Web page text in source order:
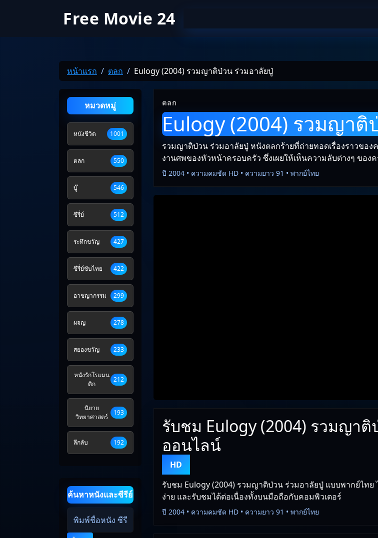
Free Movie 24
หน้าแรก ตลก Eulogy (2004) รวมญาติป่วน ร่วมอาลัยปู่
หมวดหมู่
หนังชีวิต 1001
ตลก 550
บู๊ 546
ซีรี่ย์ 512
ระทึกขวัญ 427
ซีรี่ย์ซับไทย 422
อาชญากรรม 299
ผจญ 278
สยองขวัญ 233
หนังรักโรแมน
ติก
212
นิยาย
วิทยาศาสตร์
193
ลึกลับ 192
ค้นหาหนังและซีรีย์
ตลก
Eulogy (2004) รวมญาติ
รวมญาติป่วน ร่วมอาลัยปู่ หนังตลกร้ายที่ถ่ายทอดเรื่องราวขอ
งานศพของหัวหน้าครอบครัว ซึ่งเผยให้เห็นความลับต่างๆ ขอ
ปี 2004 • ความคมชัด HD • ความยาว 91 • พากย์ไทย
รับชม Eulogy (2004) รวมญา
ออนไลน์
HD
รับชม Eulogy (2004) รวมญาติป่วน ร่วมอาลัยปู่ แบบพากย์ไทย
ง่าย และรับชมได้ต่อเนื่องทั้งบนมือถือกับคอมพิวเตอร์
ปี 2004 • ความคมชัด HD • ความยาว 91 • พากย์ไทย